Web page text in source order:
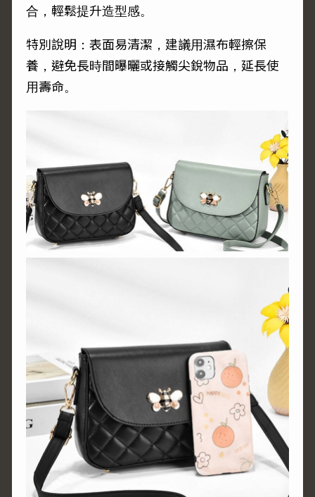
合，輕鬆提升造型感。
特別說明：表面易清潔，建議用濕布輕擦保
養，避免長時間曝曬或接觸尖銳物品，延長使
用壽命。